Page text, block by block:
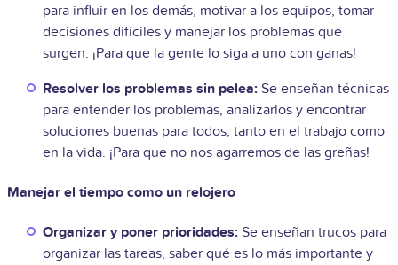
para influir en los demás, motivar a los equipos, tomar
decisiones difíciles y manejar los problemas que
surgen. ¡Para que la gente lo siga a uno con ganas!
Resolver los problemas sin pelea: Se enseñan técnicas
para entender los problemas, analizarlos y encontrar
soluciones buenas para todos, tanto en el trabajo como
en la vida. ¡Para que no nos agarremos de las greñas!
Manejar el tiempo como un relojero
Organizar y poner prioridades: Se enseñan trucos para
organizar las tareas, saber qué es lo más importante y